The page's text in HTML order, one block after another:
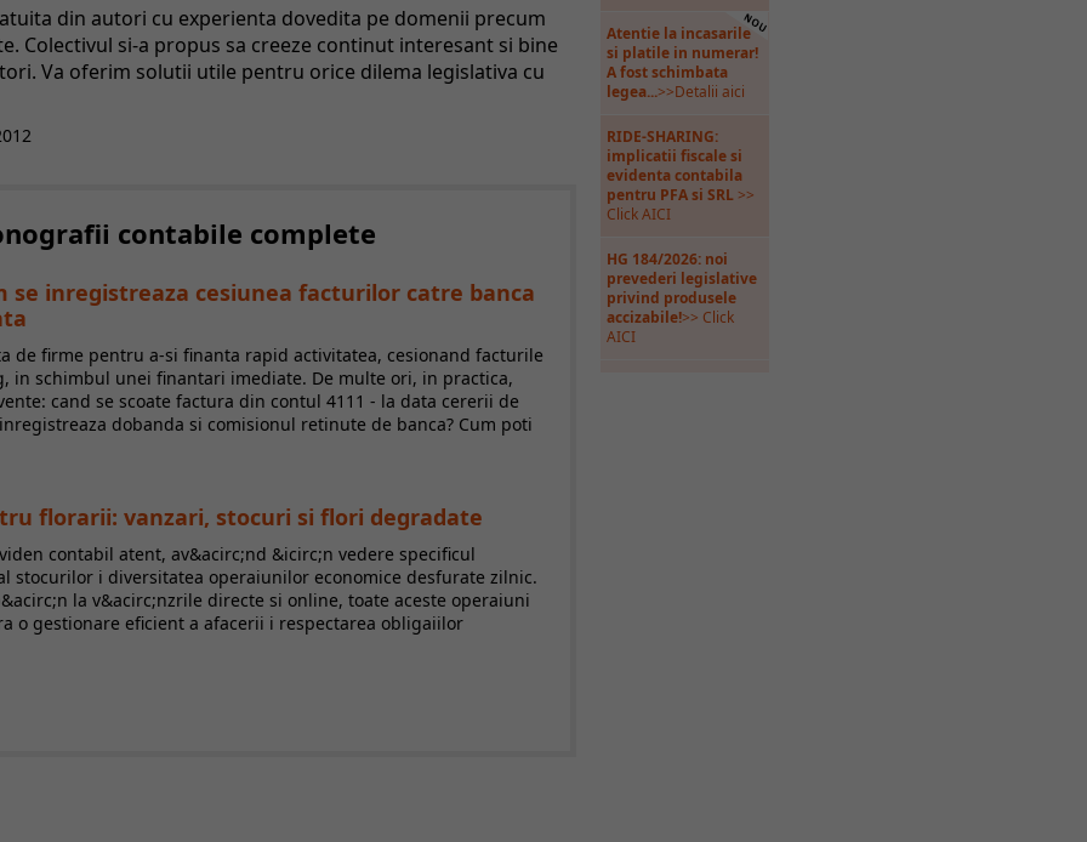
din autori cu experienta dovedita pe domenii precum
Colectivul si-a propus sa creeze continut interesant si bine
Va oferim solutii utile pentru orice dilema legislativa cu
contabile complete
inregistreaza cesiunea facturilor catre banca
de firme pentru a-si finanta rapid activitatea, cesionand facturile
in schimbul unei finantari imediate. De multe ori, in practica,
cand se scoate factura din contul 4111 - la data cererii de
dobanda si comisionul retinute de banca? Cum poti
florarii: vanzari, stocuri si flori degradate
contabil atent, av&acirc;nd &icirc;n vedere specificul
stocurilor i diversitatea operaiunilor economice desfurate zilnic.
la v&acirc;nzrile directe si online, toate aceste operaiuni
o gestionare eficient a afacerii i respectarea obligaiilor
Atentie la incasarile
si platile in numerar!
A fost schimbata
legea...>>Detalii aici
RIDE-SHARING:
implicatii fiscale si
evidenta contabila
pentru PFA si SRL>>
Click AICI
HG 184/2026: noi
prevederi legislative
privind produsele
accizabile!>> Click
AICI